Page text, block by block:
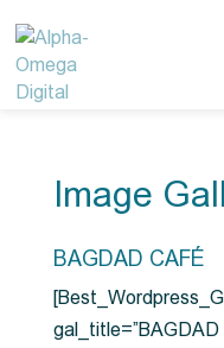
Image
BAGDAD CAFÉ